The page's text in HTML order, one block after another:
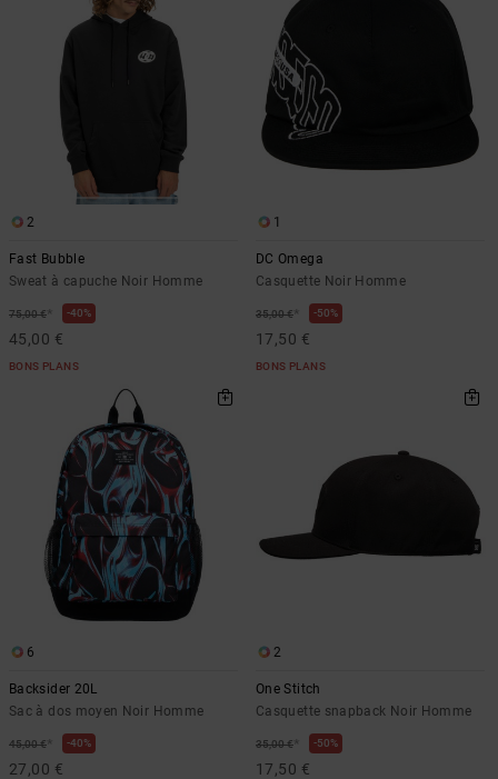
2
Fast Bubble
Sweat à capuche Noir Homme
75,00 €* 40%
45,00 €
BONS PLANS
1
DC Omega
Casquette Noir Homme
35,00 €* 50%
17,50 €
BONS PLANS
6
Backsider 20L
Sac à dos moyen Noir Homme
45,00 €* 40%
27,00 €
2
One Stitch
Casquette snapback Noir Homme
35,00 €* 50%
17,50 €